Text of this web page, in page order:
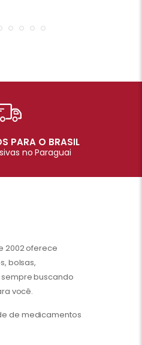
PARA O BRASIL
no Paraguai
2002 oferece
bolsas,
buscando
você.
de medicamentos